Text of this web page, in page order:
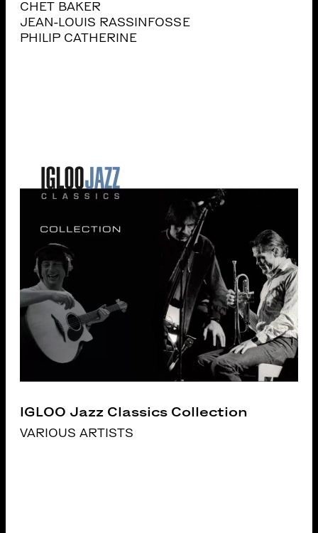
CHET BAKER
JEAN-LOUIS RASSINFOSSE
PHILIP CATHERINE
IGLOO Jazz Classics Collection
VARIOUS ARTISTS